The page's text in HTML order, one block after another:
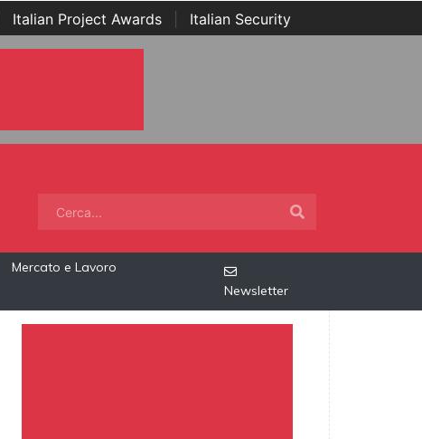
Italian Project Awards
Italian Security
Mercato e Lavoro
Newsletter